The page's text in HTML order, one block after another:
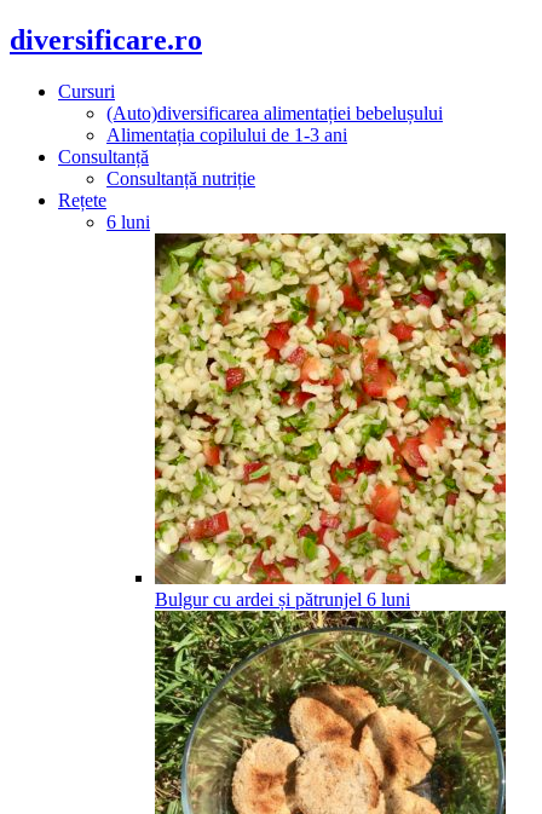
diversificare.ro
Cursuri
(Auto)diversificarea alimentației bebelușului
Alimentația copilului de 1-3 ani
Consultanță
Consultanță nutriție
Rețete
6 luni
Bulgur cu ardei și pătrunjel 6 luni